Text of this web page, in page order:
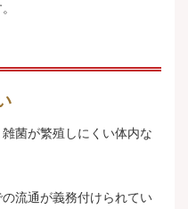
菌が繁殖しにくい体内な
流通が義務付けられてい